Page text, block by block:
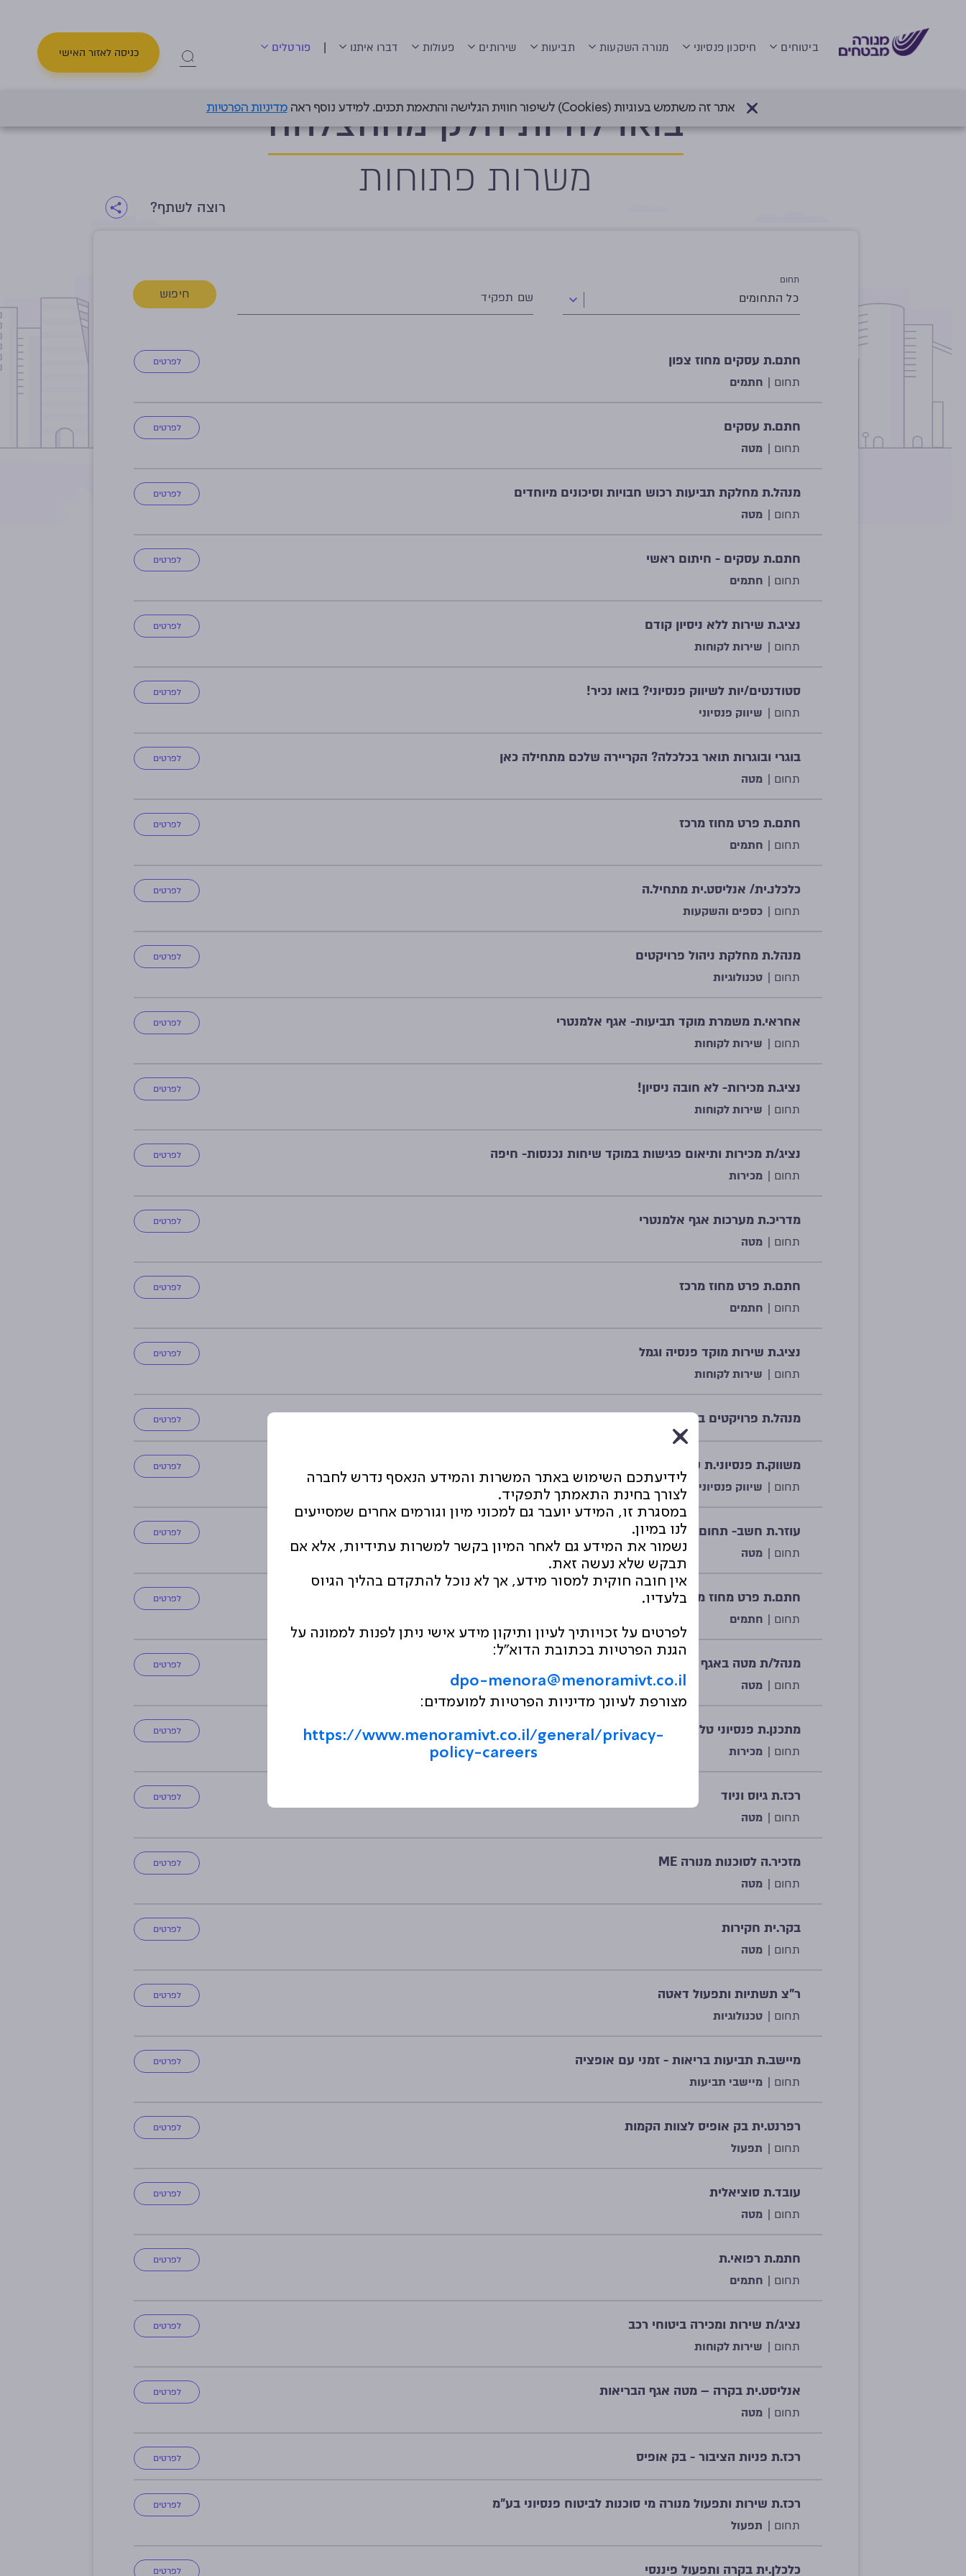
ביטוחים חיסכון פנסיוני מנורה השקעות תביעות שירותים פעולות דברו איתנו | פורטלים כניסה לאזור האישי
אתר זה משתמש בעוגיות (Cookies) לשיפור חווית הגלישה והתאמת תכנים. למידע נוסף ראה מדיניות הפרטיות > משרות פתוחותבואו להיות חלק מההצלחה
משרות פתוחות
רוצה לשתף?
תחום
כל התחומים
שם תפקיד
התחל להקליד ואז נווט לרשימה הנפתחת ובחר את האופצייה הרצויה
חיפוש
חתם.ת עסקים מחוז צפון לפרטים
תחום | חתמים
חתם.ת עסקים לפרטים
תחום | מטה
מנהל.ת מחלקת תביעות רכוש חבויות וסיכונים מיוחדים לפרטים
תחום | מטה
חתם.ת עסקים - חיתום ראשי לפרטים
תחום | חתמים
נציג.ת שירות ללא ניסיון קודם לפרטים
תחום | שירות לקוחות
סטודנטים/יות לשיווק פנסיוני? בואו נכיר! לפרטים
תחום | שיווק פנסיוני
בוגרי ובוגרות תואר בכלכלה? הקריירה שלכם מתחילה כאן לפרטים
תחום | מטה
חתם.ת פרט מחוז מרכז לפרטים
תחום | חתמים
כלכלנ.ית/ אנליסט.ית מתחיל.ה לפרטים
תחום | כספים והשקעות
מנהל.ת מחלקת ניהול פרויקטים לפרטים
תחום | טכנולוגיות
אחראי.ת משמרת מוקד תביעות- אגף אלמנטרי לפרטים
תחום | שירות לקוחות
נציג.ת מכירות- לא חובה ניסיון! לפרטים
תחום | שירות לקוחות
נציג/ת מכירות ותיאום פגישות במוקד שיחות נכנסות- חיפה לפרטים
תחום | מכירות
מדריכ.ת מערכות אגף אלמנטרי לפרטים
תחום | מטה
חתם.ת פרט מחוז מרכז לפרטים
תחום | חתמים
נציג.ת שירות מוקד פנסיה וגמל לפרטים
תחום | שירות לקוחות
מנהל.ת פרויקטים באגף עסקי לפרטים
משווק.ת פנסיוני.ת שטח/ טלפוני לפרטים
תחום | שיווק פנסיוני
עוזר.ת חשב- תחום דיווחים כספיים לפרטים
תחום | מטה
חתם.ת פרט מחוז מרכז- זמני.ת החלפה לחל"ד לפרטים
תחום | חתמים
מנהל/ת מטה באגף סוכנים לפרטים
תחום | מטה
מתכנן.ת פנסיוני טלפוני לפרטים
תחום | מכירות
רכז.ת גיוס וניוד לפרטים
תחום | מטה
מזכיר.ה לסוכנות מנורה ME לפרטים
תחום | מטה
בקר.ית חקירות לפרטים
תחום | מטה
ר"צ תשתיות ותפעול דאטה לפרטים
תחום | טכנולוגיות
מיישב.ת תביעות בריאות - זמני עם אופציה לפרטים
תחום | מיישבי תביעות
רפרנט.ית בק אופיס לצוות הקמות לפרטים
תחום | תפעול
עובד.ת סוציאלית לפרטים
תחום | מטה
חתמ.ת רפואי.ת לפרטים
תחום | חתמים
נציג/ת שירות ומכירה ביטוחי רכב לפרטים
תחום | שירות לקוחות
אנליסט.ית בקרה – מטה אגף הבריאות לפרטים
תחום | מטה
רכז.ת פניות הציבור - בק אופיס לפרטים
רכז.ת שירות ותפעול מנורה מי סוכנות לביטוח פנסיוני בע"מ לפרטים
תחום | תפעול
כלכלן.ית בקרה ותפעול פיננסי לפרטים
לידיעתכם השימוש באתר המשרות והמידע הנאסף נדרש לחברה
לצורך בחינת התאמתך לתפקיד.
במסגרת זו, המידע יועבר גם למכוני מיון וגורמים אחרים שמסייעים
לנו במיון.
נשמור את המידע גם לאחר המיון בקשר למשרות עתידיות, אלא אם
תבקש שלא נעשה זאת.
אין חובה חוקית למסור מידע, אך לא נוכל להתקדם בהליך הגיוס
בלעדיו.
לפרטים על זכויותיך לעיון ותיקון מידע אישי ניתן לפנות לממונה על
הגנת הפרטיות בכתובת הדוא"ל:
מצורפת לעיונך מדיניות הפרטיות למועמדים:
https://www.menoramivt.co.il/general/privacy-
policy-careers
dpo-menora@menoramivt.co.il